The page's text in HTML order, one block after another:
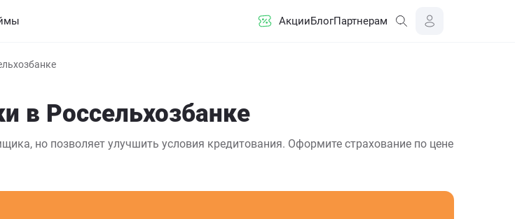
АкцииБлогПартнерам
в Россельхозбанке
но позволяет улучшить условия кредитования. Оформите страхование по цене